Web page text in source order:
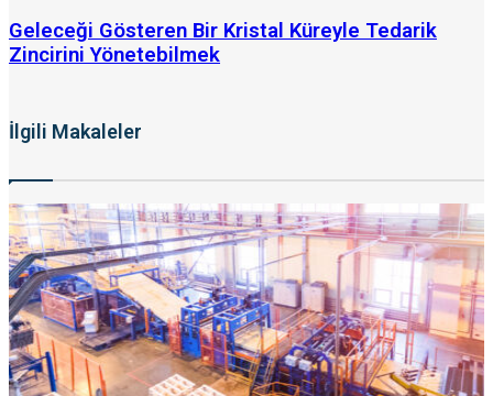
Geleceği Gösteren Bir Kristal Küreyle Tedarik
Zincirini Yönetebilmek
İlgili Makaleler